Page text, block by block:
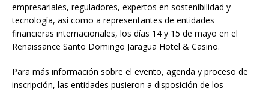
empresariales, reguladores, expertos en sostenibilidad y
tecnología, así como a representantes de entidades
financieras internacionales, los días 14 y 15 de mayo en el
Renaissance Santo Domingo Jaragua Hotel & Casino.
Para más información sobre el evento, agenda y proceso de
inscripción, las entidades pusieron a disposición de los